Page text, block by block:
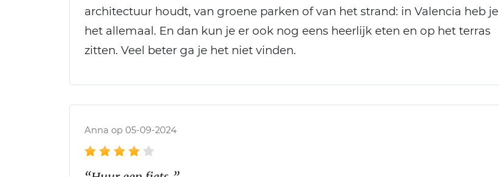
architectuur houdt, van groene parken of van het strand: in Valencia heb je
het allemaal. En dan kun je er ook nog eens heerlijk eten en op het terras
zitten. Veel beter ga je het niet vinden.
Anna op 05-09-2024